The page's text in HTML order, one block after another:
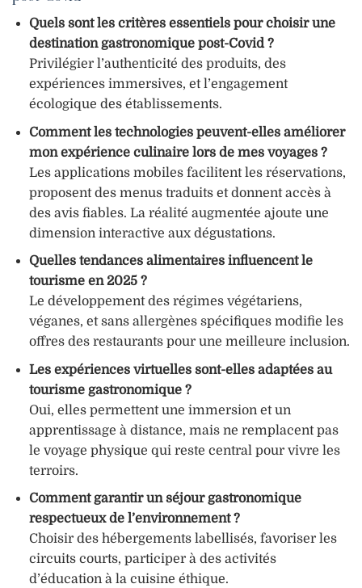
Quels sont les critères essentiels pour choisir une
destination gastronomique post-Covid ?
Privilégier l’authenticité des produits, des
expériences immersives, et l’engagement
écologique des établissements.
Comment les technologies peuvent-elles améliorer
mon expérience culinaire lors de mes voyages ?
Les applications mobiles facilitent les réservations,
proposent des menus traduits et donnent accès à
des avis fiables. La réalité augmentée ajoute une
dimension interactive aux dégustations.
Quelles tendances alimentaires influencent le
tourisme en 2025 ?
Le développement des régimes végétariens,
véganes, et sans allergènes spécifiques modifie les
offres des restaurants pour une meilleure inclusion.
Les expériences virtuelles sont-elles adaptées au
tourisme gastronomique ?
Oui, elles permettent une immersion et un
apprentissage à distance, mais ne remplacent pas
le voyage physique qui reste central pour vivre les
terroirs.
Comment garantir un séjour gastronomique
respectueux de l’environnement ?
Choisir des hébergements labellisés, favoriser les
circuits courts, participer à des activités
d’éducation à la cuisine éthique.